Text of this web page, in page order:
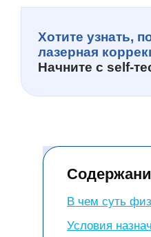
Хотите узнать,
лазерная
Начните с self-
В чем суть
Условия